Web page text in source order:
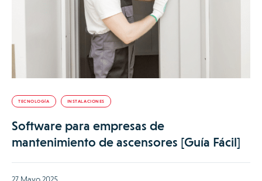
TECNOLOGÍA INSTALACIONES
Software para empresas de
mantenimiento de ascensores [Guía Fácil]